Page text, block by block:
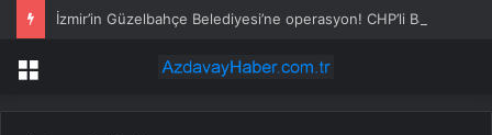
Menü